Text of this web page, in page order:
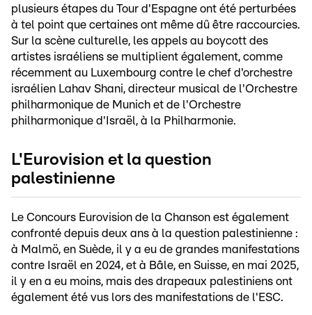
plusieurs étapes du Tour d'Espagne ont été perturbées
à tel point que certaines ont même dû être raccourcies.
Sur la scène culturelle, les appels au boycott des
artistes israéliens se multiplient également, comme
récemment au Luxembourg contre le chef d'orchestre
israélien Lahav Shani, directeur musical de l'Orchestre
philharmonique de Munich et de l'Orchestre
philharmonique d'Israël, à la Philharmonie.
L'Eurovision et la question
palestinienne
Le Concours Eurovision de la Chanson est également
confronté depuis deux ans à la question palestinienne :
à Malmö, en Suède, il y a eu de grandes manifestations
contre Israël en 2024, et à Bâle, en Suisse, en mai 2025,
il y en a eu moins, mais des drapeaux palestiniens ont
également été vus lors des manifestations de l'ESC.